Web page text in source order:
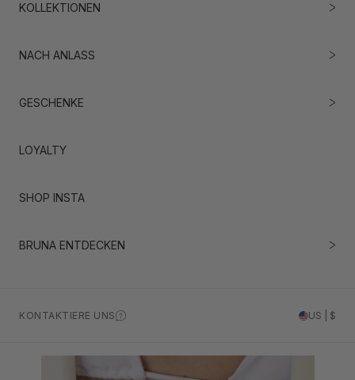
KOLLEKTIONEN
NACH ANLASS
GESCHENKE
LOYALTY
SHOP INSTA
BRUNA ENTDECKEN
KONTAKTIERE UNS US | $